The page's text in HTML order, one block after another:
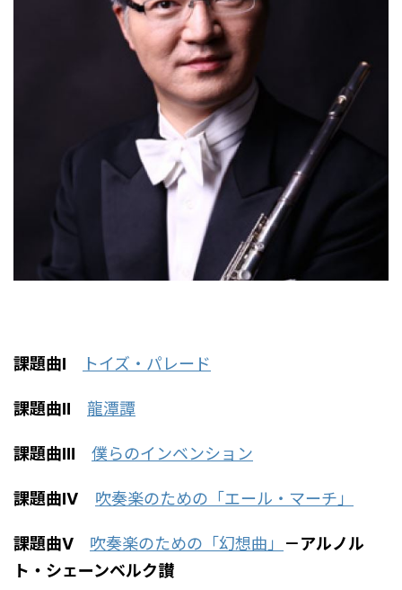
課題曲Ⅰ
トイズ・パレード
課題曲Ⅱ 龍潭譚
課題曲Ⅲ 僕らのインベンション
課題曲Ⅳ 吹奏楽のための「エール・マーチ」
課題曲Ⅴ 吹奏楽のための「幻想曲」 －アルノル
ト・シェーンベルク讃